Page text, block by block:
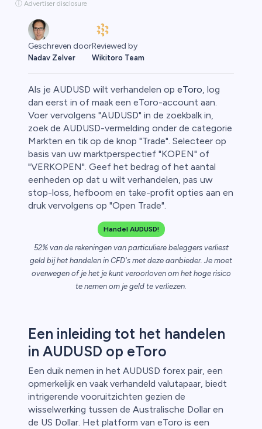
ⓘ Advertiser disclosure
Geschreven door
Nadav Zelver
Reviewed by
Wikitoro Team
Als je AUDUSD wilt verhandelen op eToro, log
dan eerst in of maak een eToro-account aan.
Voer vervolgens "AUDUSD" in de zoekbalk in,
zoek de AUDUSD-vermelding onder de categorie
Markten en tik op de knop "Trade". Selecteer op
basis van uw marktperspectief "KOPEN" of
"VERKOPEN". Geef het bedrag of het aantal
eenheden op dat u wilt verhandelen, pas uw
stop-loss, hefboom en take-profit opties aan en
druk vervolgens op "Open Trade".
Handel AUDUSD!
52% van de rekeningen van particuliere beleggers verliest
geld bij het handelen in CFD's met deze aanbieder. Je moet
overwegen of je het je kunt veroorloven om het hoge risico
te nemen om je geld te verliezen.
Een inleiding tot het handelen
in AUDUSD op eToro
Een duik nemen in het AUDUSD forex pair, een
opmerkelijk en vaak verhandeld valutapaar, biedt
intrigerende vooruitzichten gezien de
wisselwerking tussen de Australische Dollar en
de US Dollar. Het platform van eToro is een